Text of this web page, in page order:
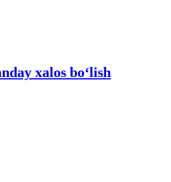
xalos boʻlish